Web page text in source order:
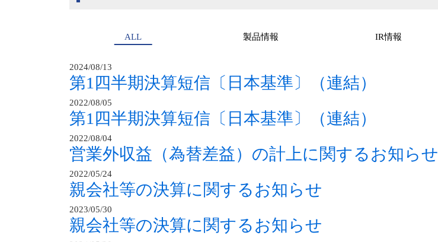
ALL 製品情報 IR情報
2024/08/13
第1四半期決算短信〔日本基準〕（連結）
2022/08/05
第1四半期決算短信〔日本基準〕（連結）
2022/08/04
営業外収益（為替差益）の計上に関するお知らせ
2022/05/24
親会社等の決算に関するお知らせ
2023/05/30
親会社等の決算に関するお知らせ